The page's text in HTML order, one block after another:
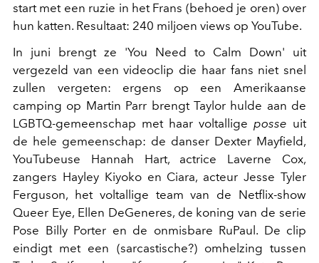
start met een ruzie in het Frans (behoed je oren) over
hun katten. Resultaat: 240 miljoen views op YouTube.
In juni brengt ze 'You Need to Calm Down' uit
vergezeld van een videoclip die haar fans niet snel
zullen vergeten: ergens op een Amerikaanse
camping op Martin Parr brengt Taylor hulde aan de
LGBTQ-gemeenschap met haar voltallige posse uit
de hele gemeenschap: de danser Dexter Mayfield,
YouTubeuse Hannah Hart, actrice Laverne Cox,
zangers Hayley Kiyoko en Ciara, acteur Jesse Tyler
Ferguson, het voltallige team van de Netflix-show
Queer Eye, Ellen DeGeneres, de koning van de serie
Pose Billy Porter en de onmisbare RuPaul. De clip
eindigt met een (sarcastische?) omhelzing tussen